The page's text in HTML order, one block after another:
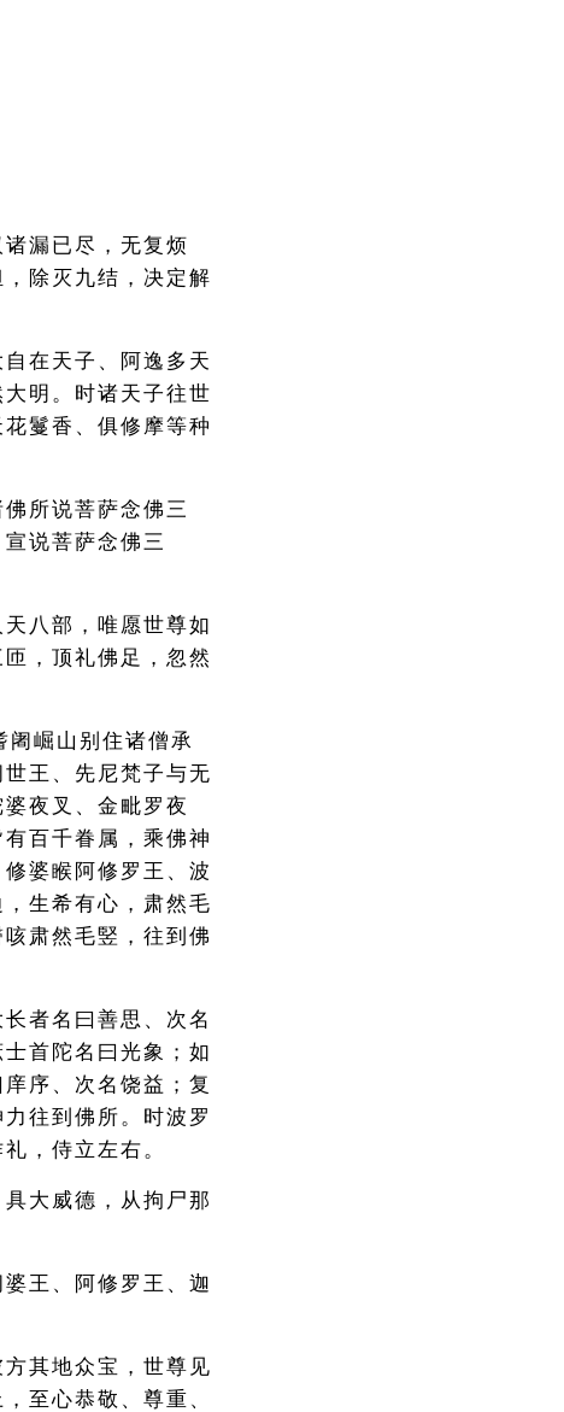
漏已尽，无复烦
除灭九结，决定解
在天子、阿逸多天
明。时诸天子往世
鬘香、俱修摩等种
所说菩萨念佛三
说菩萨念佛三
八部，唯愿世尊如
，顶礼佛足，忽然
崛山别住诸僧承
王、先尼梵子与无
夜叉、金毗罗夜
百千眷属，乘佛神
婆睺阿修罗王、波
生希有心，肃然毛
肃然毛竪，往到佛
者名曰善思、次名
首陀名曰光象；如
序、次名饶益；复
往到佛所。时波罗
，侍立左右。
大威德，从拘尸那
王、阿修罗王、迦
其地众宝，世尊见
至心恭敬、尊重、